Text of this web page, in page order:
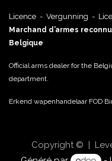
Licence - Vergunning -
Marchand d’armes
Belgique
Official arms dealer for the
department.
Erkend wapenhandelaar FOD
Copyright © |